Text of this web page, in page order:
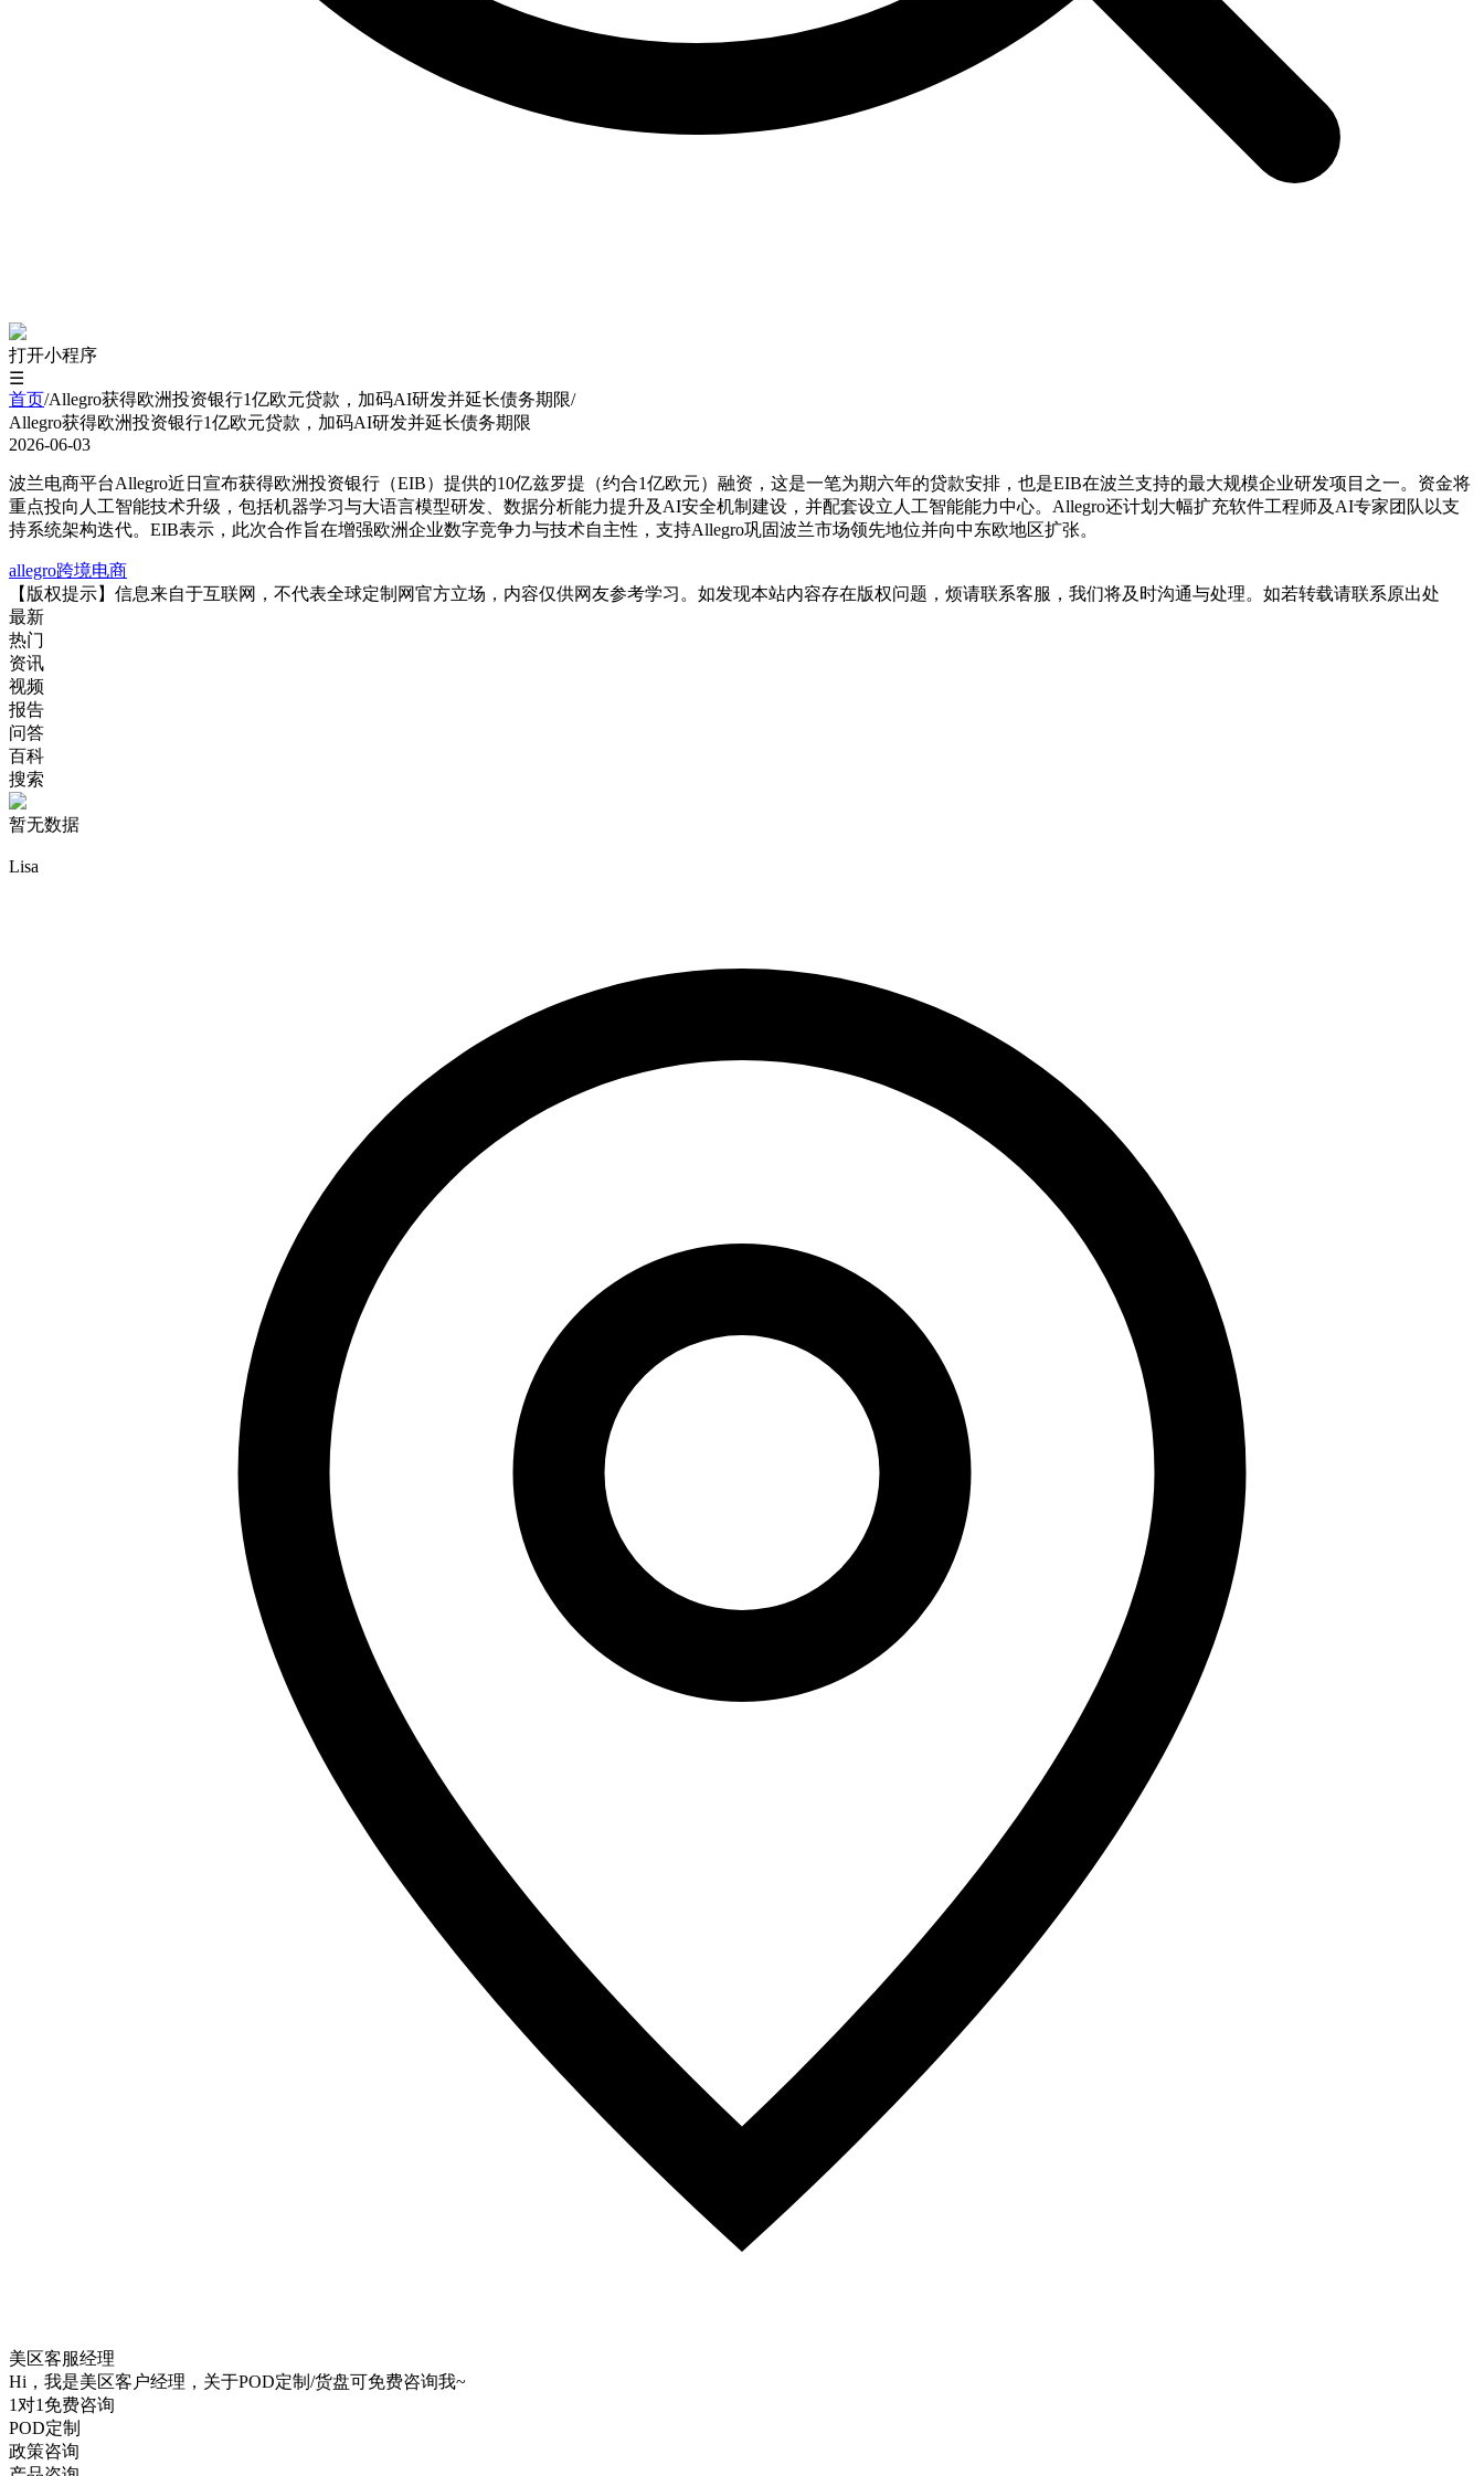
打开小程序
☰
首页/Allegro获得欧洲投资银行1亿欧元贷款，加码AI研发并延长债务期限/
Allegro获得欧洲投资银行1亿欧元贷款，加码AI研发并延长债务期限
2026-06-03
波兰电商平台Allegro近日宣布获得欧洲投资银行（EIB）提供的10亿兹罗提（约合1亿欧元）融资，这是一笔为期六年的贷款安排，也是EIB在波兰支持的最大规模企业研发项目之一。资金将
重点投向人工智能技术升级，包括机器学习与大语言模型研发、数据分析能力提升及AI安全机制建设，并配套设立人工智能能力中心。Allegro还计划大幅扩充软件工程师及AI专家团队以支
持系统架构迭代。EIB表示，此次合作旨在增强欧洲企业数字竞争力与技术自主性，支持Allegro巩固波兰市场领先地位并向中东欧地区扩张。
allegro跨境电商
【版权提示】信息来自于互联网，不代表全球定制网官方立场，内容仅供网友参考学习。如发现本站内容存在版权问题，烦请联系客服，我们将及时沟通与处理。如若转载请联系原出处
最新
热门
资讯
视频
报告
问答
百科
搜索
暂无数据
Lisa
美区客服经理
Hi，我是美区客户经理，关于POD定制/货盘可免费咨询我~
1对1免费咨询
POD定制
政策咨询